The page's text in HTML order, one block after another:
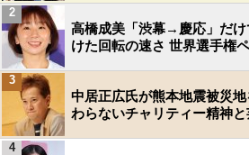
高橋成美「渋幕→慶応」だ
けた回転の速さ 世界選手権
2
中居正広氏が熊本地震被災
わらないチャリティー精神
3
4